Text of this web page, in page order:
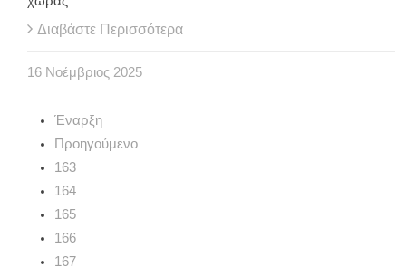
Διαβάστε Περισσότερα
16 Νοέμβριος 2025
Έναρξη
Προηγούμενο
163
164
165
166
167